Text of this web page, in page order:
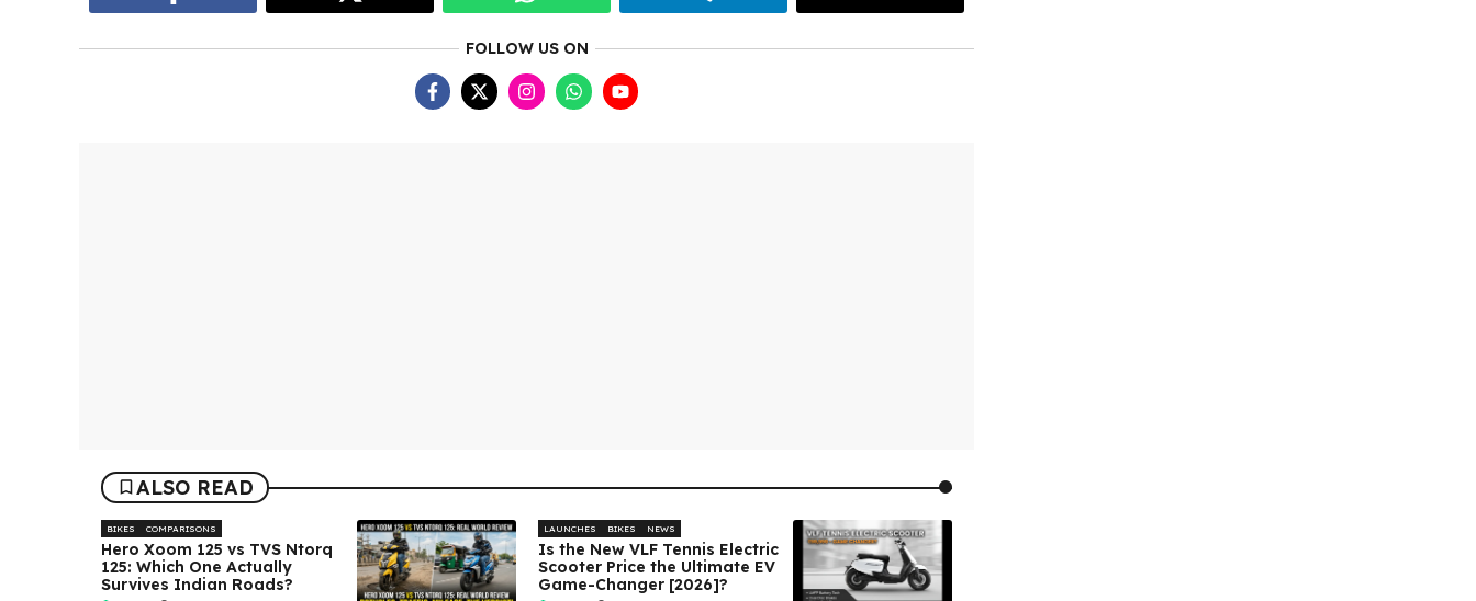
FOLLOW US ON
ALSO READ
BIKES COMPARISONS
Hero Xoom 125 vs TVS Ntorq
125: Which One Actually
Survives Indian Roads?
LAUNCHES BIKES NEWS
Is the New VLF Tennis Electric
Scooter Price the Ultimate EV
Game-Changer [2026]?